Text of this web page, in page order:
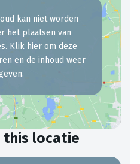
kan niet worden
het plaatsen van
Klik hier om deze
en de inhoud weer
this locatie